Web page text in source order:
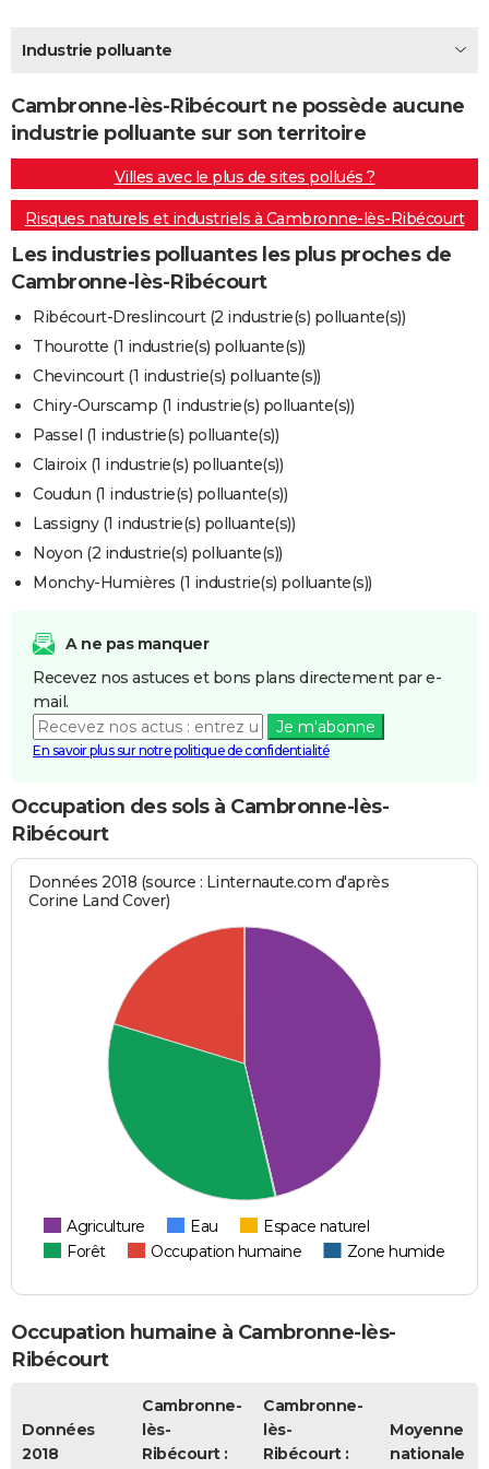
BONS PLANS
CARTE DE VOEUX
Carte de Noël
Carte Bonne année
Carte Saint-Valentin
Carte Pâques
Carte d'anniversaire
DICTIONNAIRE
Dictionnaire
Biographies
Citations
Expressions
Proverbes
PROGRAMME TV
COPAINS D'AVANT
AVIS DE DÉCÈS
FORUM
Bricolage
Culture
Television
Voyage
Industrie polluante
Cambronne-lès-Ribécourt ne possède aucune
industrie polluante sur son territoire
Villes avec le plus de sites pollués ?
Risques naturels et industriels à Cambronne-lès-Ribécourt
Les industries polluantes les plus proches de
Cambronne-lès-Ribécourt
Ribécourt-Dreslincourt (2 industrie(s) polluante(s))
Thourotte (1 industrie(s) polluante(s))
Chevincourt (1 industrie(s) polluante(s))
Chiry-Ourscamp (1 industrie(s) polluante(s))
Passel (1 industrie(s) polluante(s))
Clairoix (1 industrie(s) polluante(s))
Coudun (1 industrie(s) polluante(s))
Lassigny (1 industrie(s) polluante(s))
Noyon (2 industrie(s) polluante(s))
Monchy-Humières (1 industrie(s) polluante(s))
A ne pas manquer
Recevez nos astuces et bons plans directement par e-
mail.
Je m'abonne
En savoir plus sur notre politique de confidentialité
Occupation des sols à Cambronne-lès-
Ribécourt
Données 2018 (source : Linternaute.com d'après
Corine Land Cover)
Agriculture Eau
Espace naturel
Forêt
Occupation humaine Zone humide
Occupation humaine à Cambronne-lès-
Ribécourt
Données
2018
Cambronne-
lès-
Ribécourt :
Cambronne-
lès-
Ribécourt :
Moyenne
nationale